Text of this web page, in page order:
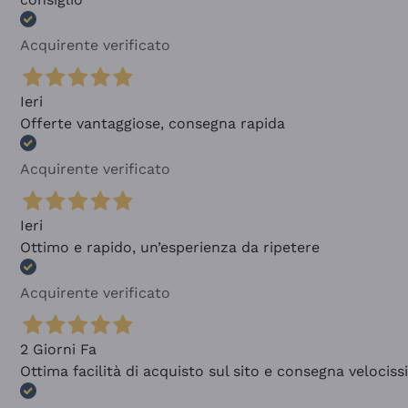
Acquirente verificato
Ieri
Offerte vantaggiose, consegna rapida
Acquirente verificato
Ieri
Ottimo e rapido, un’esperienza da ripetere
Acquirente verificato
2 Giorni Fa
Ottima facilità di acquisto sul sito e consegna